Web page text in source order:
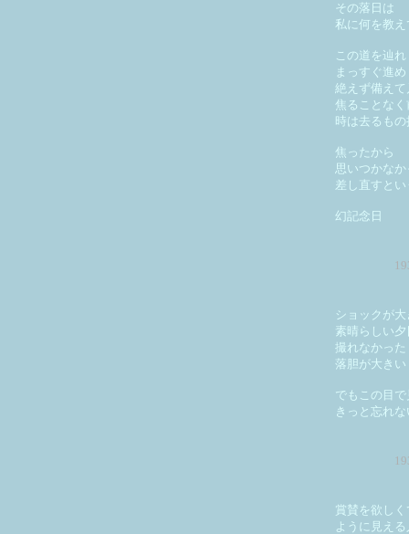
その落日は
私に何を教
この道を辿れ
まっすぐ進め
絶えず備えて
焦ることなく
時は去るも
焦ったから
思いつかなか
差し直すと
幻記念日
ショックが大
素晴らしい
撮れなかった
落胆が大きい
でもこの目
きっと忘れな
賞賛を欲し
ように見える